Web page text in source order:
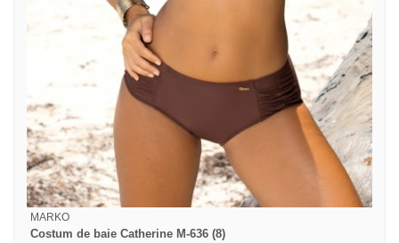
MARKO
Costum de baie Catherine M-636 (8)